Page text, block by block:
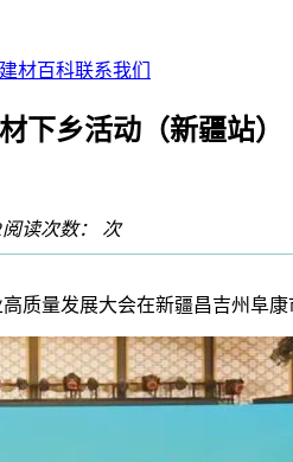
材百科联系我们
下乡活动（新疆站）
阅读次数： 次
量发展大会在新疆昌吉州阜康